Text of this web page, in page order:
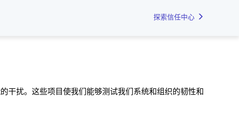
探索信任中心
干扰。这些项目使我们能够测试我们系统和组织的韧性和